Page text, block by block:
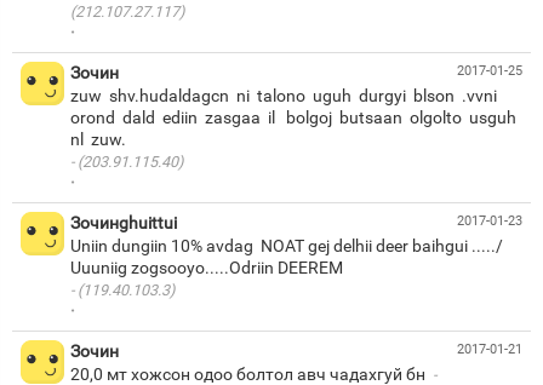
(212.107.27.117)
·
2017-01-25
Зочин
zuw shv.hudaldagcn ni talono uguh durgyi blson .vvni
orond dald ediin zasgaa il bolgoj butsaan olgolto usguh
(203.91.115.40)
·
2017-01-23
Зочинghuittui
Uniin dungiin 10% avdag NOAT gej delhii deer baihgui ...../
(119.40.103.3)
·
2017-01-21
Зочин
20,0 мт хожсон одоо болтол авч чадахгуй бн